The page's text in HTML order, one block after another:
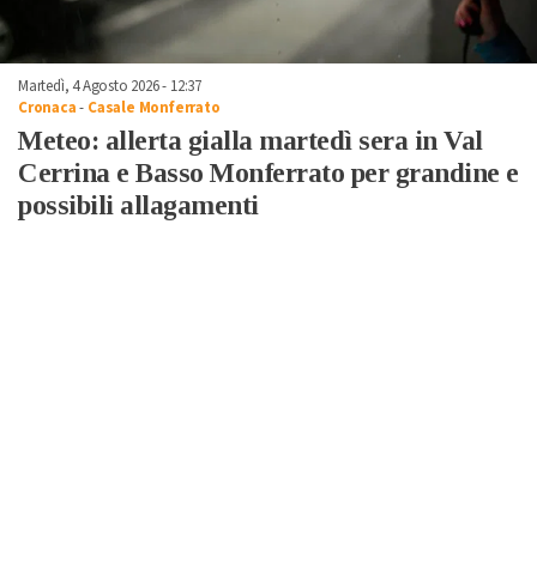
Martedì, 4 Agosto 2026 - 12:37
Cronaca- Casale Monferrato
Meteo: allerta gialla martedì sera in Val
Cerrina e Basso Monferrato per grandine e
possibili allagamenti